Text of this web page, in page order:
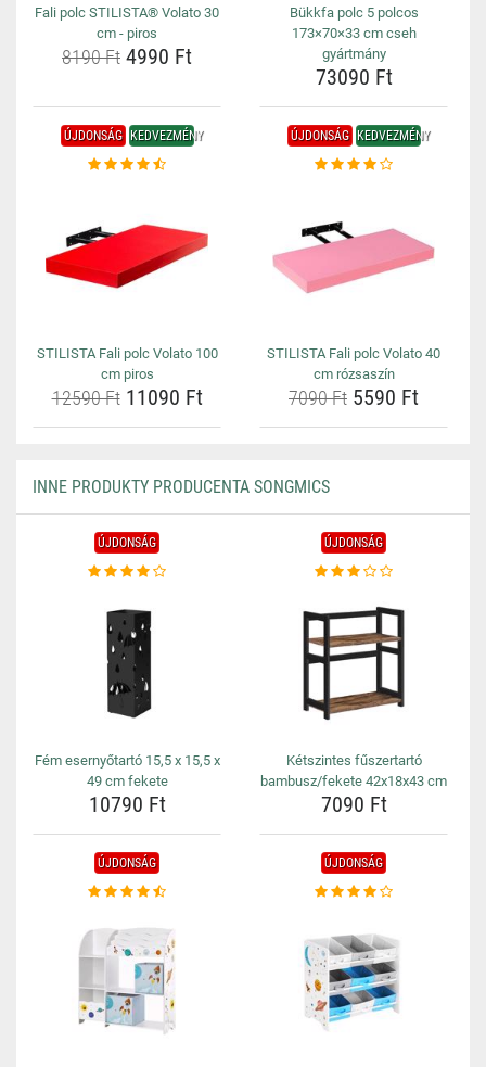
Fali polc STILISTA® Volato 30
cm - piros
8190 Ft 4990 Ft
Bükkfa polc 5 polcos
173×70×33 cm cseh
gyártmány
73090 Ft
ÚJDONSÁG KEDVEZMÉNY
STILISTA Fali polc Volato 100
cm piros
12590 Ft11090 Ft
ÚJDONSÁG KEDVEZMÉNY
STILISTA Fali polc Volato 40
cm rózsaszín
7090 Ft 5590 Ft
INNE PRODUKTY PRODUCENTA SONGMICS
ÚJDONSÁG
Fém esernyőtartó 15,5 x 15,5 x
49 cm fekete
10790 Ft
ÚJDONSÁG
Kétszintes fűszertartó
bambusz/fekete 42x18x43 cm
7090 Ft
ÚJDONSÁG ÚJDONSÁG